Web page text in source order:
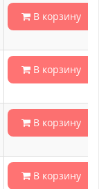
В корзину
В корзину
В корзину
В корзину